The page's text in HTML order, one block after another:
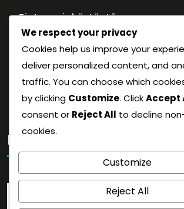
Tietosuojakäytäntö
Evästeet ja seuranta
Käyttäjäsopimus
Tietoa meistä
Ota yhteys
Haku
for:
We respect your privacy
Cookies help us improve your
deliver personalized content, and
traffic. You can choose which
by clicking Customize. ClickAccept
consent or Reject All to decline
cookies.
Customize
Reject All